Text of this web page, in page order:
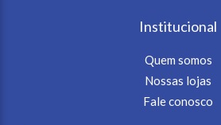
Institucional
Quem somos
Nossas lojas
Fale conosco